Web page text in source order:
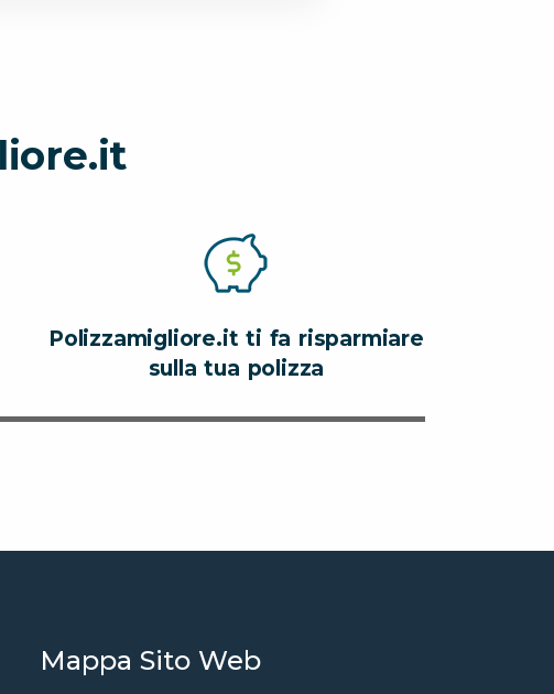
Polizzamigliore.it ti fa risparmiare
sulla tua polizza
Mappa Sito Web